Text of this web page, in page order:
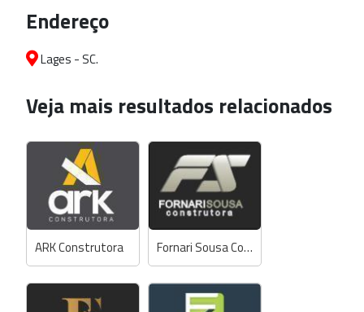
Endereço
Lages - SC.
Veja mais resultados relacionados
ARK Construtora Fornari Sousa Construtora